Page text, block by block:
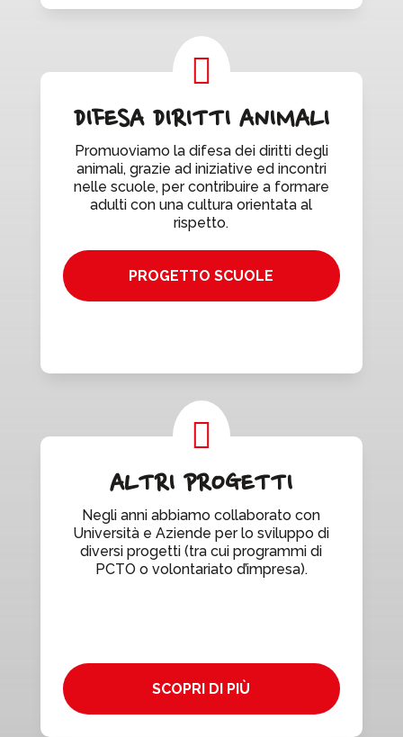

DIFESA DIRITTI ANIMALI
Promuoviamo la difesa dei diritti degli
animali, grazie ad iniziative ed incontri
nelle scuole, per contribuire a formare
adulti con una cultura orientata al
rispetto.
PROGETTO SCUOLE

ALTRI PROGETTI
Negli anni abbiamo collaborato con
Università e Aziende per lo sviluppo di
diversi progetti (tra cui programmi di
PCTO o volontariato d’impresa).
SCOPRI DI PIÙ